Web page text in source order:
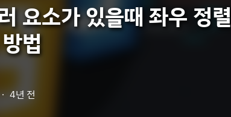
소가 있을때 좌우 정렬
법
4년 전